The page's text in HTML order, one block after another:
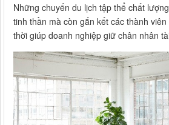
Những chuyến du lịch tập thể chất
tinh thần mà còn gắn kết các thành
thời giúp doanh nghiệp giữ chân nhân